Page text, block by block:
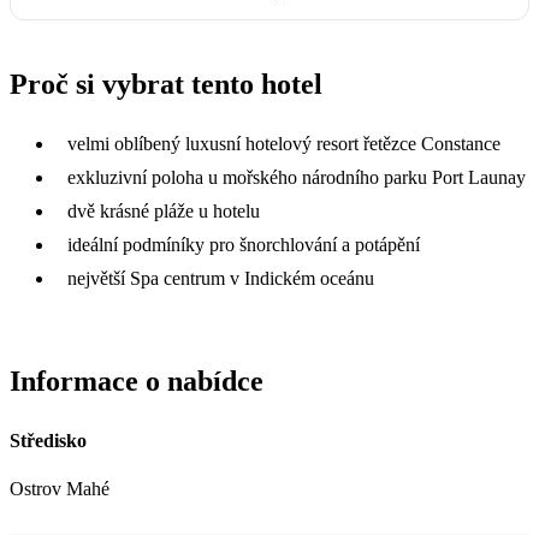
Proč si vybrat tento hotel
velmi oblíbený luxusní hotelový resort řetězce Constance
exkluzivní poloha u mořského národního parku Port Launay
dvě krásné pláže u hotelu
ideální podmíníky pro šnorchlování a potápění
největší Spa centrum v Indickém oceánu
Informace o nabídce
Středisko
Ostrov Mahé